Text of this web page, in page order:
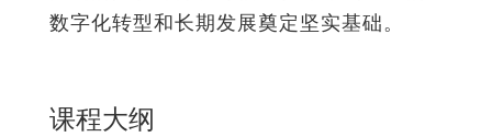
数字化转型和长期发展奠定坚实基础。
课程大纲